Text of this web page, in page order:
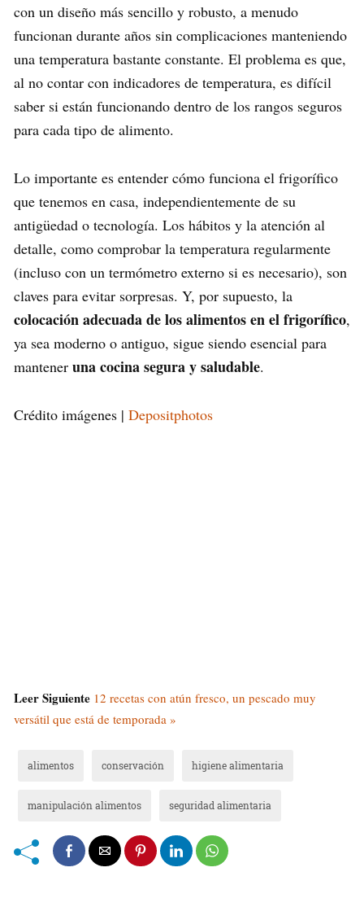
con un diseño más sencillo y robusto, a menudo
funcionan durante años sin complicaciones manteniendo
una temperatura bastante constante. El problema es que,
al no contar con indicadores de temperatura, es difícil
saber si están funcionando dentro de los rangos seguros
para cada tipo de alimento.
Lo importante es entender cómo funciona el frigorífico
que tenemos en casa, independientemente de su
antigüedad o tecnología. Los hábitos y la atención al
detalle, como comprobar la temperatura regularmente
(incluso con un termómetro externo si es necesario), son
claves para evitar sorpresas. Y, por supuesto, la
colocación adecuada de los alimentos en el frigorífico,
ya sea moderno o antiguo, sigue siendo esencial para
mantener una cocina segura y saludable.
Crédito imágenes | Depositphotos
Leer Siguiente 12 recetas con atún fresco, un pescado muy
versátil que está de temporada »
alimentos conservación higiene alimentaria
manipulación alimentos seguridad alimentaria